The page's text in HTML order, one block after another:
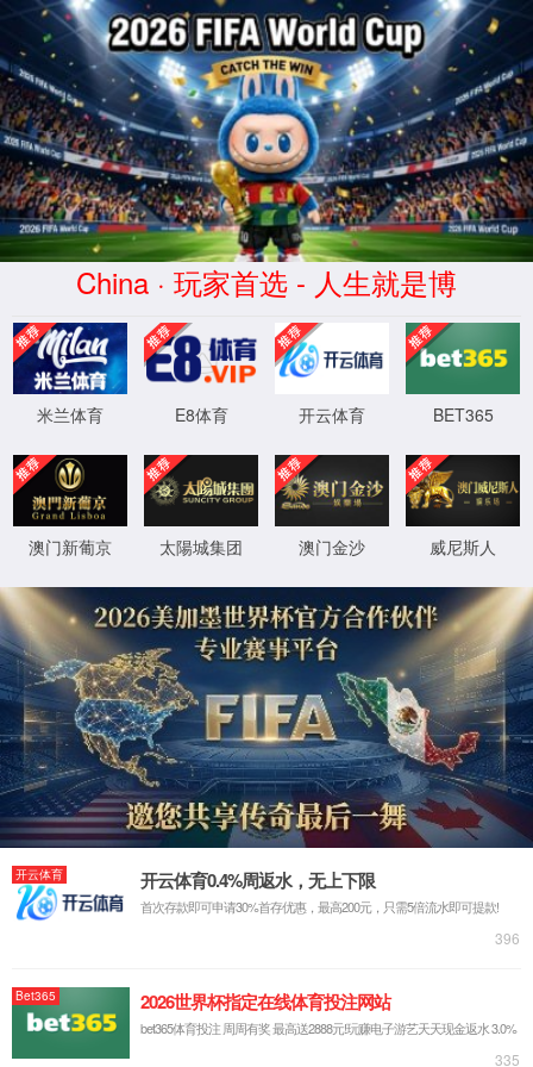
404
诶呀! 页面找不到啦。
您可以返回首页，或者访问JPress获得帮助。
XML 地图